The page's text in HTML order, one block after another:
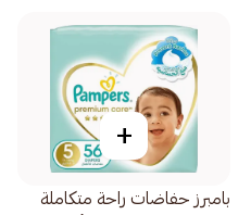
+
بامبرز حفاضات راحة متكاملة